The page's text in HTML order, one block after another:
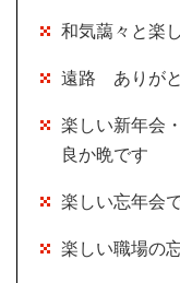
和気藹々と楽
遠路 ありが
楽しい新年会
良か晩です
楽しい忘年会
楽しい職場の